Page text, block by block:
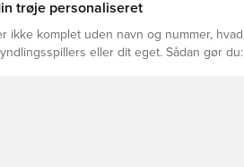
trøje personaliseret
ikke komplet uden navn og nummer, hvad
eller dit eget. Sådan gør du: